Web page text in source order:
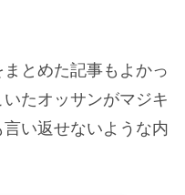
とめた記事もよかっ
たオッサンがマジキ
い返せないような内